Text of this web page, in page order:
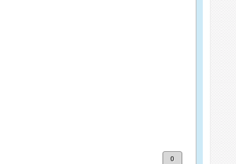
0